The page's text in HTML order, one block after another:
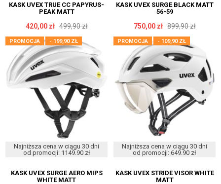
KASK UVEX TRUE CC PAPYRUS-
PEAK MATT
420,00 zł 499,90 zł
KASK UVEX SURGE BLACK MATT
56-59
750,00 zł 899,90 zł
PROMOCJA - 199,90 ZŁ
Najniższa cena w ciągu 30 dni
od promocji: 1149.90 zł
KASK UVEX SURGE AERO MIPS
WHITE MATT
PROMOCJA - 109,90 ZŁ
Najniższa cena w ciągu 30 dni
od promocji: 649.90 zł
KASK UVEX STRIDE VISOR WHITE
MATT